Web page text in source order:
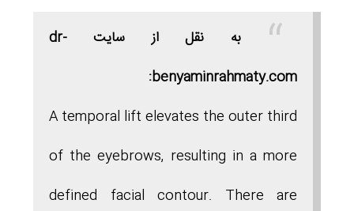
به نقل از سایت dr-
benyaminrahmaty.com:
A temporal lift elevates the outer third
of the eyebrows, resulting in a more
defined facial contour. There are